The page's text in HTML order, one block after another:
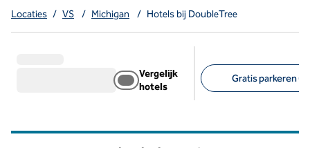
Locaties / VS / Michigan / Hotels bij DoubleTree
Vergelijk
hotels
Gratis parkeren (8)